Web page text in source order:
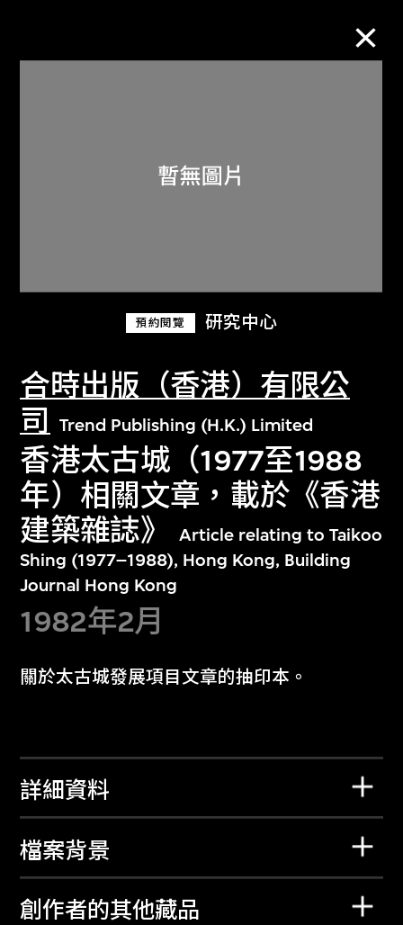
預約閱覽 研究中心
合時出版（香港）有限公
司
Trend Publishing (H.K.) Limited
香港太古城（1977至1988
年）相關文章，載於《香港
建築雜誌》
Article relating to Taikoo
Shing (1977–1988), Hong Kong, Building
Journal Hong Kong
1982年2月
關於太古城發展項目文章的抽印本。
詳細資料
檔案背景
創作者的其他藏品
關於M+藏品
探索世界頂級的二十及二十一世紀視覺
文化藏品。